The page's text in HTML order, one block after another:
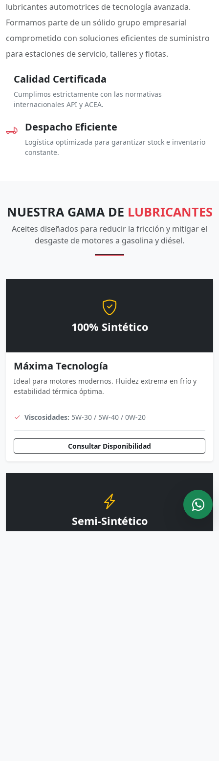
lubricantes automotrices de tecnología avanzada.
Formamos parte de un sólido grupo empresarial
comprometido con soluciones eficientes de suministro
para estaciones de servicio, talleres y flotas.
Calidad Certificada
Cumplimos estrictamente con las normativas
internacionales API y ACEA.
Despacho Eficiente
Logística optimizada para garantizar stock e inventario
constante.
NUESTRA GAMA DE LUBRICANTES
Aceites diseñados para reducir la fricción y mitigar el
desgaste de motores a gasolina y diésel.
100% Sintético
Máxima Tecnología
Ideal para motores modernos. Fluidez extrema en frío y
estabilidad térmica óptima.
Viscosidades: 5W-30 / 5W-40 / 0W-20
Consultar Disponibilidad
Semi-Sintético